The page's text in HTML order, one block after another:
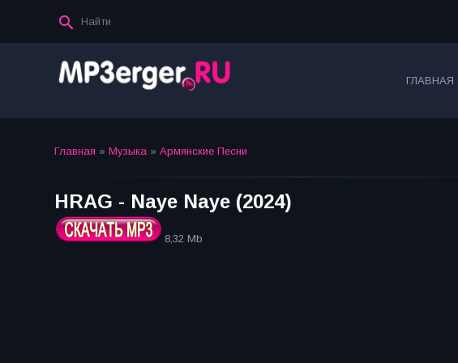
ГЛАВНАЯ
Главная » Музыка » Армянские Песни
HRAG - Naye Naye (2024)
8,32 Mb